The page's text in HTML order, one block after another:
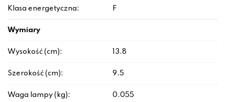
Klasa energetyczna: F
Wymiary
Wysokość (cm): 13.8
Szerokość (cm): 9.5
Waga lampy (kg): 0.055